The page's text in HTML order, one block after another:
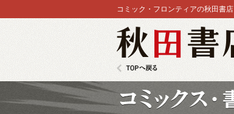
コミック・フロンティアの秋田書店